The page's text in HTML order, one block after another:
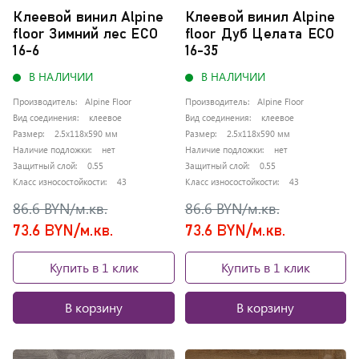
Клеевой винил Alpine
floor Зимний лес ЕСО
16-6
В НАЛИЧИИ
Производитель:
Alpine Floor
Вид соединения:
клеевое
Размер:
2.5x118x590 мм
Наличие подложки:
нет
Защитный слой:
0.55
Класс износостойкости:
43
86.6 BYN/м.кв.
73.6 BYN/м.кв.
Купить в 1 клик
В корзину
Клеевой винил Alpine
floor Дуб Целата ЕСО
16-35
В НАЛИЧИИ
Производитель:
Alpine Floor
Вид соединения:
клеевое
Размер:
2.5x118x590 мм
Наличие подложки:
нет
Защитный слой:
0.55
Класс износостойкости:
43
86.6 BYN/м.кв.
73.6 BYN/м.кв.
Купить в 1 клик
В корзину